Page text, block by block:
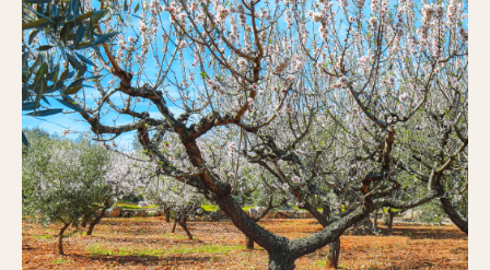
ALMENDRO
Más información